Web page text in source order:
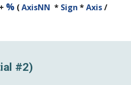
+ % (AxisNN * Sign *Axis/
#2)